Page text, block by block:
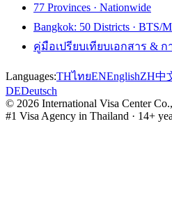
77 Provinces · Nationwide
Bangkok: 50 Districts · BTS/
คู่มือเปรียบเทียบเอกสาร & ก
Languages:THไทยENEnglishZH中
DEDeutsch
© 2026 International Visa Center
#1 Visa Agency in Thailand · 14+